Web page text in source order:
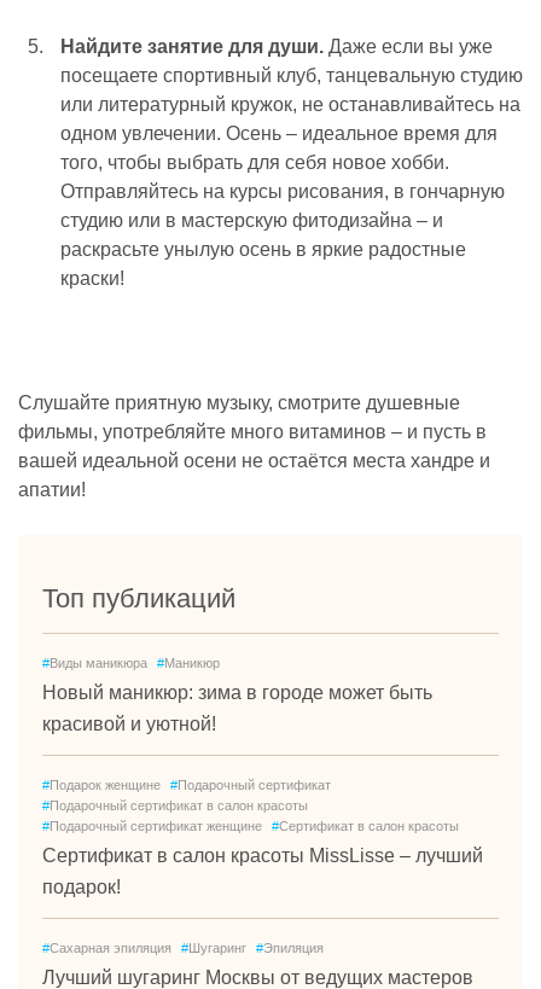
Найдите занятие для души. Даже если вы уже
посещаете спортивный клуб, танцевальную студию
или литературный кружок, не останавливайтесь на
одном увлечении. Осень – идеальное время для
того, чтобы выбрать для себя новое хобби.
Отправляйтесь на курсы рисования, в гончарную
студию или в мастерскую фитодизайна – и
раскрасьте унылую осень в яркие радостные
краски!
Слушайте приятную музыку, смотрите душевные
фильмы, употребляйте много витаминов – и пусть в
вашей идеальной осени не остаётся места хандре и
апатии!
Топ публикаций
#Виды маникюра #Маникюр
Новый маникюр: зима в городе может быть
красивой и уютной!
#Подарок женщине #Подарочный сертификат
#Подарочный сертификат в салон красоты
#Подарочный сертификат женщине #Сертификат в салон красоты
Сертификат в салон красоты MissLisse – лучший
подарок!
#Сахарная эпиляция #Шугаринг #Эпиляция
Лучший шугаринг Москвы от ведущих мастеров